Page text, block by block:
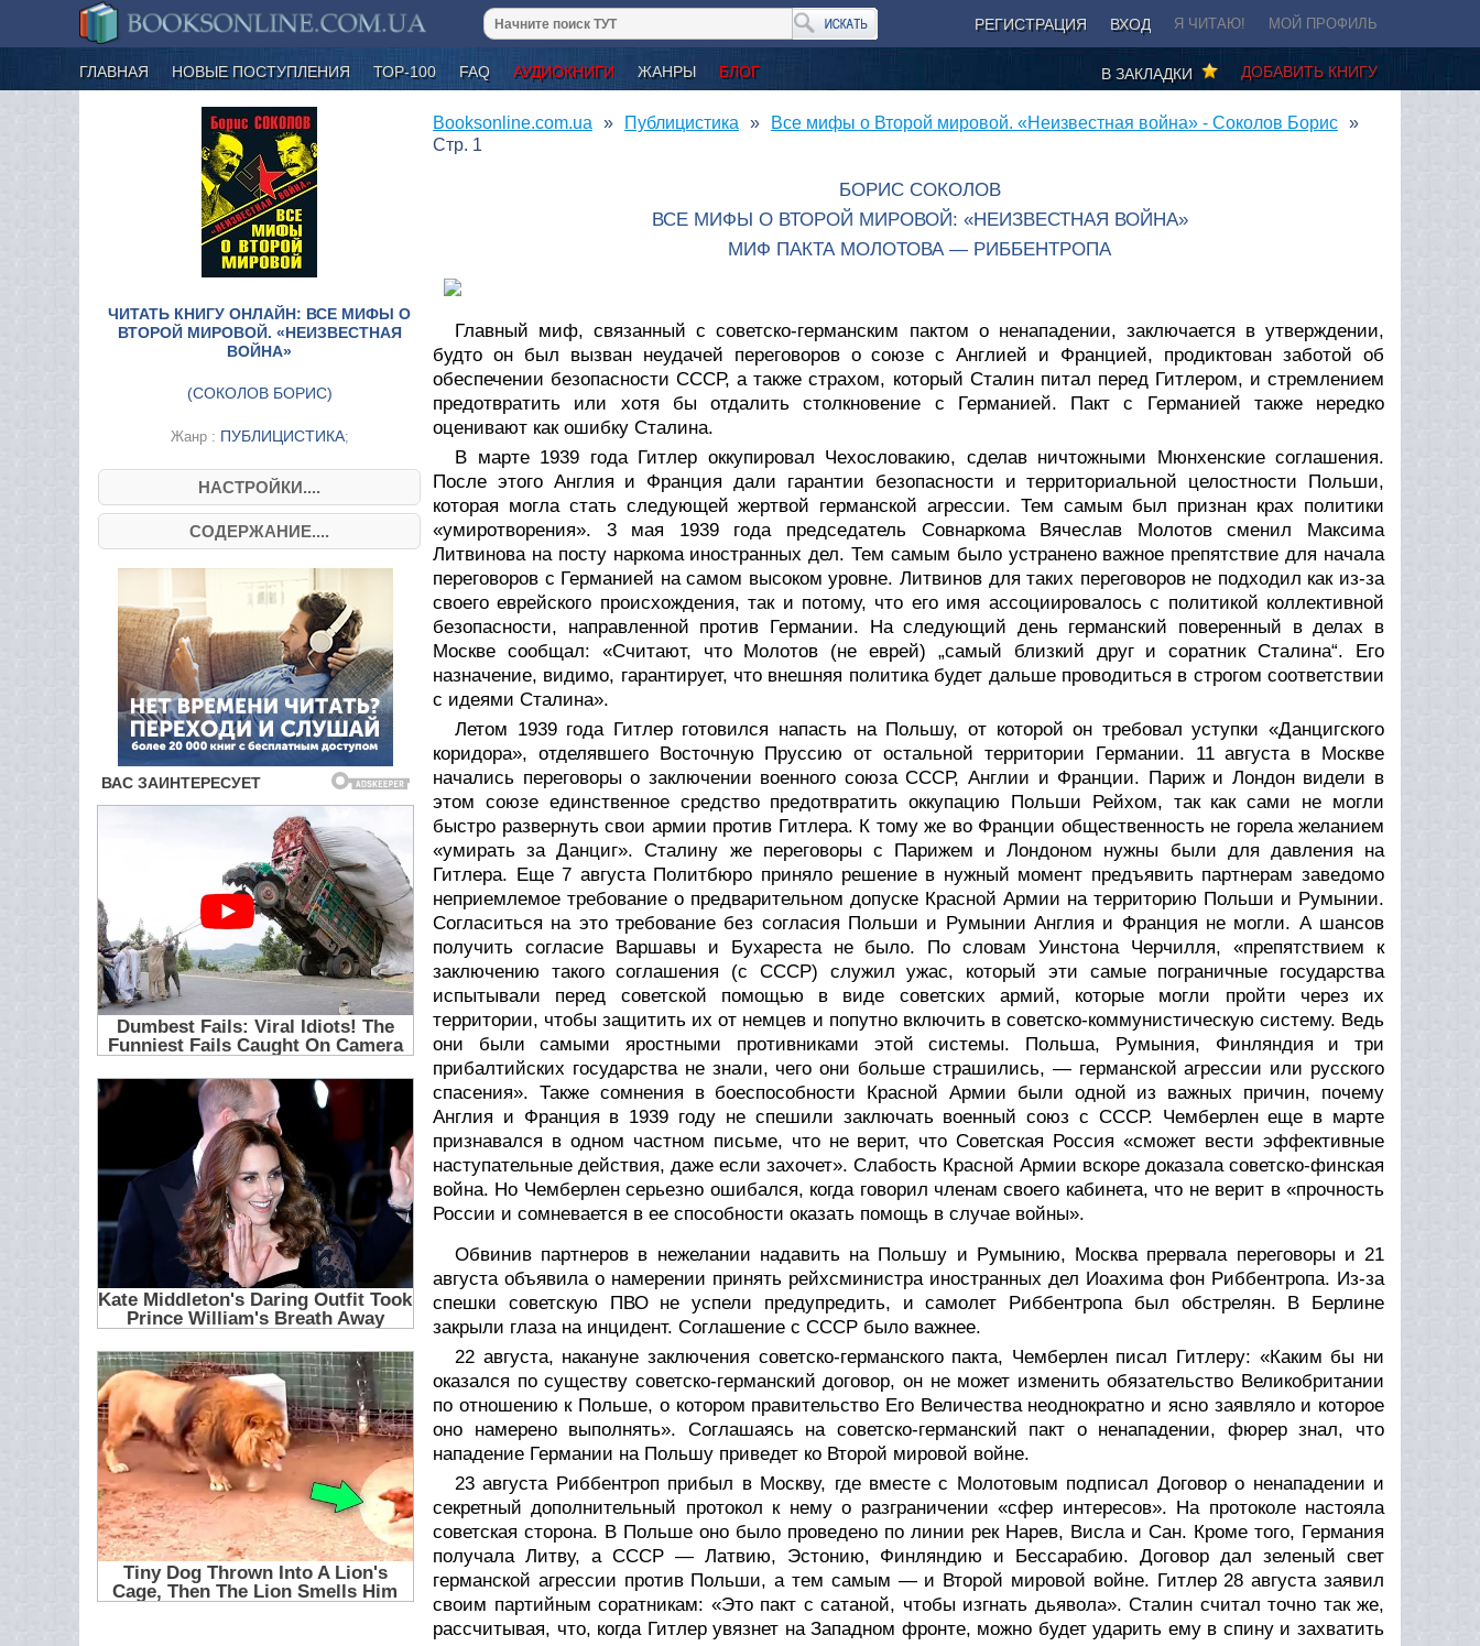
РЕГИСТРАЦИЯ ВХОД Я ЧИТАЮ! МОЙ ПРОФИЛЬ
ГЛАВНАЯ НОВЫЕ ПОСТУПЛЕНИЯ ТОР-100 FAQ АУДИОКНИГИ ЖАНРЫ БЛОГ ДОБАВИТЬ КНИГУ
В ЗАКЛАДКИ
ЧИТАТЬ КНИГУ ОНЛАЙН: ВСЕ МИФЫ О
ВТОРОЙ МИРОВОЙ. «НЕИЗВЕСТНАЯ
ВОЙНА»
(СОКОЛОВ БОРИС)
Жанр : ПУБЛИЦИСТИКА;
НАСТРОЙКИ....
СОДЕРЖАНИЕ....
Booksonline.com.ua Публицистика
Все мифы о Второй мировой. «Неизвестная война» - Соколов Борис
Стр. 1
БОРИС СОКОЛОВ
ВСЕ МИФЫ О ВТОРОЙ МИРОВОЙ: «НЕИЗВЕСТНАЯ ВОЙНА»
МИФ ПАКТА МОЛОТОВА — РИББЕНТРОПА
Главный миф, связанный с советско-германским пактом о ненападении, заключается в утверждении,
будто он был вызван неудачей переговоров о союзе с Англией и Францией, продиктован заботой об
обеспечении безопасности СССР, а также страхом, который Сталин питал перед Гитлером, и стремлением
предотвратить или хотя бы отдалить столкновение с Германией. Пакт с Германией также нередко
оценивают как ошибку Сталина.
В марте 1939 года Гитлер оккупировал Чехословакию, сделав ничтожными Мюнхенские соглашения.
После этого Англия и Франция дали гарантии безопасности и территориальной целостности Польши,
которая могла стать следующей жертвой германской агрессии. Тем самым был признан крах политики
«умиротворения». 3 мая 1939 года председатель Совнаркома Вячеслав Молотов сменил Максима
Литвинова на посту наркома иностранных дел. Тем самым было устранено важное препятствие для начала
переговоров с Германией на самом высоком уровне. Литвинов для таких переговоров не подходил как из-за
своего еврейского происхождения, так и потому, что его имя ассоциировалось с политикой коллективной
безопасности, направленной против Германии. На следующий день германский поверенный в делах в
Москве сообщал: «Считают, что Молотов (не еврей) „самый близкий друг и соратник Сталина“. Его
назначение, видимо, гарантирует, что внешняя политика будет дальше проводиться в строгом соответствии
с идеями Сталина».
Летом 1939 года Гитлер готовился напасть на Польшу, от которой он требовал уступки «Данцигского
коридора», отделявшего Восточную Пруссию от остальной территории Германии. 11 августа в Москве
начались переговоры о заключении военного союза СССР, Англии и Франции. Париж и Лондон видели в
этом союзе единственное средство предотвратить оккупацию Польши Рейхом, так как сами не могли
быстро развернуть свои армии против Гитлера. К тому же во Франции общественность не горела желанием
«умирать за Данциг». Сталину же переговоры с Парижем и Лондоном нужны были для давления на
Гитлера. Еще 7 августа Политбюро приняло решение в нужный момент предъявить партнерам заведомо
неприемлемое требование о предварительном допуске Красной Армии на территорию Польши и Румынии.
Согласиться на это требование без согласия Польши и Румынии Англия и Франция не могли. А шансов
получить согласие Варшавы и Бухареста не было. По словам Уинстона Черчилля, «препятствием к
заключению такого соглашения (с СССР) служил ужас, который эти самые пограничные государства
испытывали перед советской помощью в виде советских армий, которые могли пройти через их
территории, чтобы защитить их от немцев и попутно включить в советско-коммунистическую систему. Ведь
они были самыми яростными противниками этой системы. Польша, Румыния, Финляндия и три
прибалтийских государства не знали, чего они больше страшились, — германской агрессии или русского
спасения». Также сомнения в боеспособности Красной Армии были одной из важных причин, почему
Англия и Франция в 1939 году не спешили заключать военный союз с СССР. Чемберлен еще в марте
признавался в одном частном письме, что не верит, что Советская Россия «сможет вести эффективные
наступательные действия, даже если захочет». Слабость Красной Армии вскоре доказала советско-финская
война. Но Чемберлен серьезно ошибался, когда говорил членам своего кабинета, что не верит в «прочность
России и сомневается в ее способности оказать помощь в случае войны».
Обвинив партнеров в нежелании надавить на Польшу и Румынию, Москва прервала переговоры и 21
августа объявила о намерении принять рейхсминистра иностранных дел Иоахима фон Риббентропа. Из-за
спешки советскую ПВО не успели предупредить, и самолет Риббентропа был обстрелян. В Берлине
закрыли глаза на инцидент. Соглашение с СССР было важнее.
22 августа, накануне заключения советско-германского пакта, Чемберлен писал Гитлеру: «Каким бы ни
оказался по существу советско-германский договор, он не может изменить обязательство Великобритании
по отношению к Польше, о котором правительство Его Величества неоднократно и ясно заявляло и которое
оно намерено выполнять». Соглашаясь на советско-германский пакт о ненападении, фюрер знал, что
нападение Германии на Польшу приведет ко Второй мировой войне.
23 августа Риббентроп прибыл в Москву, где вместе с Молотовым подписал Договор о ненападении и
секретный дополнительный протокол к нему о разграничении «сфер интересов». На протоколе настояла
советская сторона. В Польше оно было проведено по линии рек Нарев, Висла и Сан. Кроме того, Германия
получала Литву, а СССР — Латвию, Эстонию, Финляндию и Бессарабию. Договор дал зеленый свет
германской агрессии против Польши, а тем самым — и Второй мировой войне. Гитлер 28 августа заявил
своим партийным соратникам: «Это пакт с сатаной, чтобы изгнать дьявола». Сталин считал точно так же,
рассчитывая, что, когда Гитлер увязнет на Западном фронте, можно будет ударить ему в спину и захватить